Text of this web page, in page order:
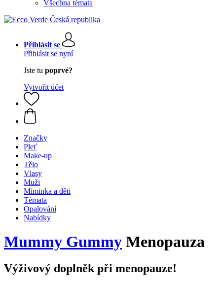
Všechna témata
Přihlásit se
Přihlásit se nyní
Jste tu poprvé?
Vytvořit účet
Značky
Pleť
Make-up
Tělo
Vlasy
Muži
Miminka a děti
Témata
Opalování
Nabídky
Mummy Gummy Menopauza
Výživový doplněk při menopauze!